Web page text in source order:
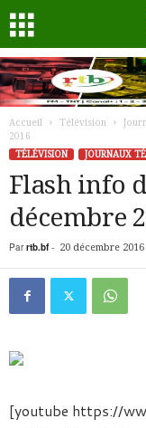
Accueil Télévision
2016
TÉLÉVISION
JOURNAUX
Flash info
décembre
Par rtb.bf- 20 décembre 2016
[youtube https://